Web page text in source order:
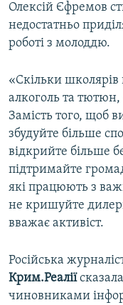
Олексій Єфремов
недостатньо
роботі з молоддю.
«Скільки
алкоголь та тютюн,
Замість того, щоб
збудуйте більше
відкрийте більше
підтримайте
які працюють з
не кришуйте
вважає активіст.
Російська
Крим.Реалії
чиновниками